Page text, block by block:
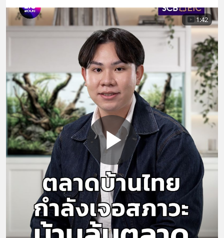
1:42